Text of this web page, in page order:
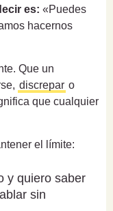
es: «Puedes
hacernos
Que un
discrepar o
que cualquier
el límite:
y quiero saber
sin